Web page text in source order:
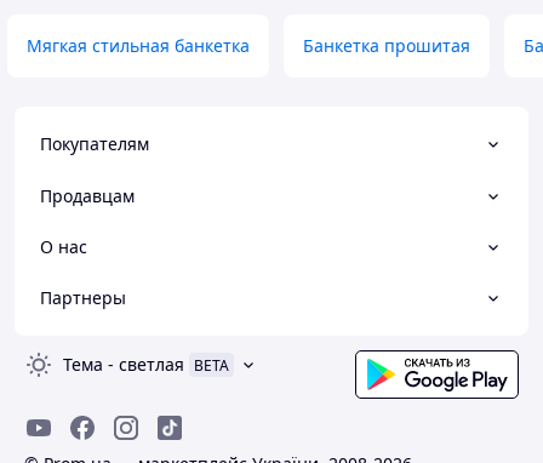
Мягкая стильная банкетка Банкетка прошитая
Покупателям
Продавцам
О нас
Партнеры
Тема - светлая BETA